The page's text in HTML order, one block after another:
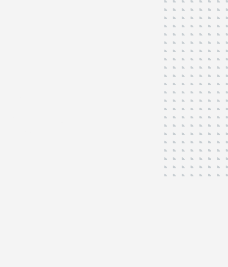
Right is dé expert in het uitvoeren van onderzoeken in de